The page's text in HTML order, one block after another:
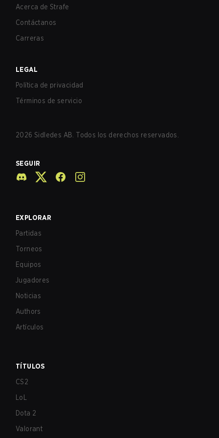
Acerca de Strafe
Contáctanos
Carreras
LEGAL
Política de privacidad
Términos de servicio
2026 Sidledes AB. Todos los derechos reservados.
SEGUIR
EXPLORAR
Partidas
Torneos
Equipos
Jugadores
Noticias
Authors
Artículos
TÍTULOS
CS2
LoL
Dota 2
Valorant